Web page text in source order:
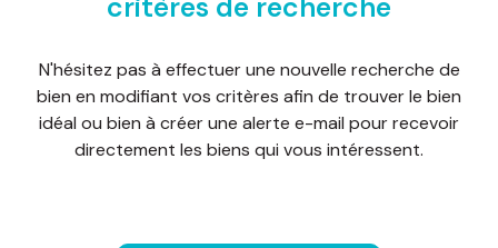
d'honoraires
nous
contacter
N'hésitez pas à effectuer une nouvelle recherche de
bien en modifiant vos critères afin de trouver le bien
idéal ou bien à créer une alerte e-mail pour recevoir
directement les biens qui vous intéressent.